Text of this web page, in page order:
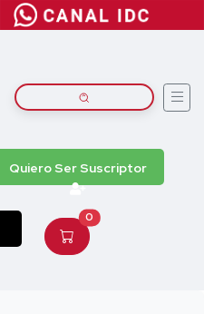
Quiero Ser Suscriptor
0